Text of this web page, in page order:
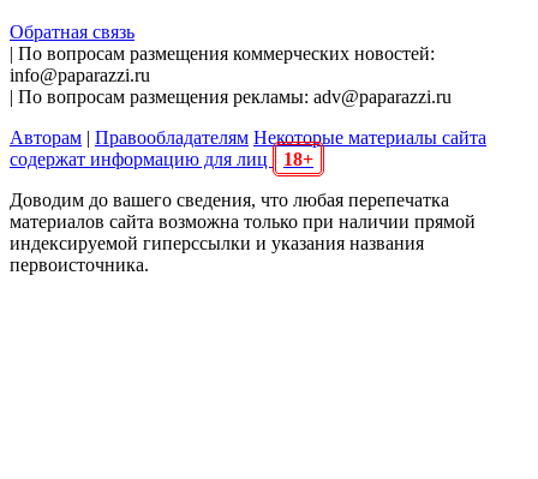
Обратная связь
| По вопросам размещения коммерческих новостей:
info@paparazzi.ru
| По вопросам размещения рекламы: adv@paparazzi.ru
Авторам | Правообладателям Некоторые материалы сайта
содержат информацию для лиц
18+
Доводим до вашего сведения, что любая перепечатка
материалов сайта возможна только при наличии прямой
индексируемой гиперссылки и указания названия
первоисточника.